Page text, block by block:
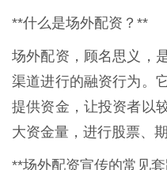
**什么是场外配资？**
场外配资，顾名思义，
渠道进行的融资行为。
提供资金，让投资者以
大资金量，进行股票、
**场外配资宣传的常见